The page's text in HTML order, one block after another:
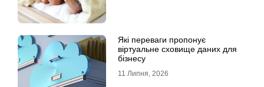
Які переваги пропонує
віртуальне сховище даних для
бізнесу
11 Липня, 2026